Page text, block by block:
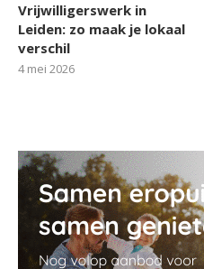
Vrijwilligerswerk in
Leiden: zo maak je lokaal
verschil
4 mei 2026